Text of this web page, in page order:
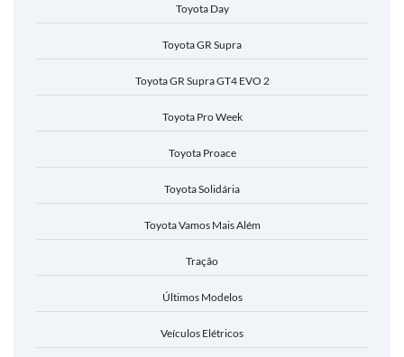
Toyota Day
Toyota GR Supra
Toyota GR Supra GT4 EVO 2
Toyota Pro Week
Toyota Proace
Toyota Solidária
Toyota Vamos Mais Além
Tração
Últimos Modelos
Veículos Elétricos